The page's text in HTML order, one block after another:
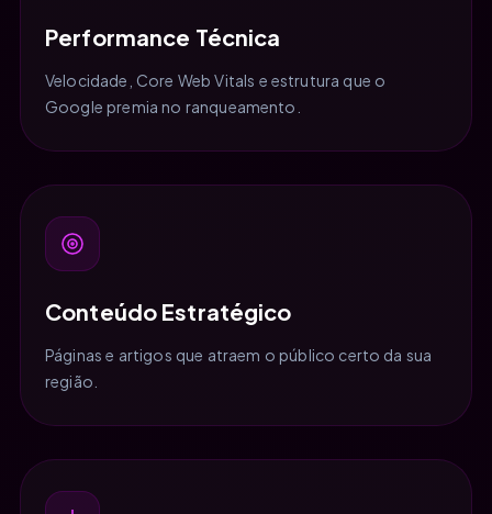
Performance Técnica
Velocidade, Core Web Vitals e estrutura que o
Google premia no ranqueamento.
Conteúdo Estratégico
Páginas e artigos que atraem o público certo da sua
região.